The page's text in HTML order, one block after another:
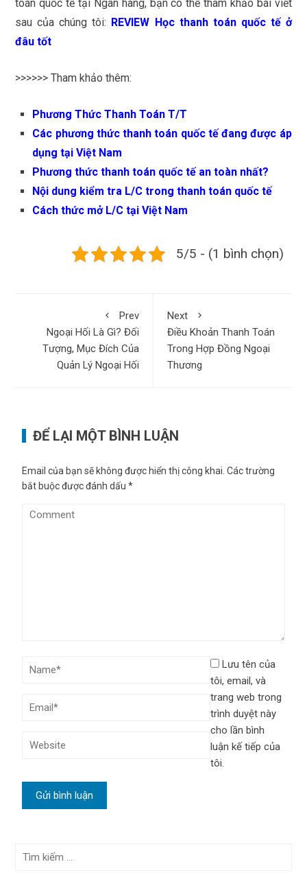
toán quốc tế tại Ngân hàng, bạn có thể tham khảo bài viết
sau của chúng tôi: REVIEW Học thanh toán quốc tế ở
đâu tốt
>>>>>> Tham khảo thêm:
Phương Thức Thanh Toán T/T
Các phương thức thanh toán quốc tế đang được áp
dụng tại Việt Nam
Phương thức thanh toán quốc tế an toàn nhất?
Nội dung kiểm tra L/C trong thanh toán quốc tế
Cách thức mở L/C tại Việt Nam
5/5 - (1 bình chọn)
Prev
Ngoại Hối Là Gì? Đối
Tượng, Mục Đích Của
Quản Lý Ngoại Hối
Next
Điều Khoản Thanh Toán
Trong Hợp Đồng Ngoại
Thương
ĐỂ LẠI MỘT BÌNH LUẬN
Email của bạn sẽ không được hiển thị công khai. Các trường
bắt buộc được đánh dấu*
Lưu tên của
tôi, email, và
trang web trong
trình duyệt này
cho lần bình
luận kế tiếp của
tôi.
Tìm